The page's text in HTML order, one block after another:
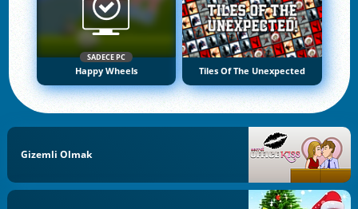
SADECE PC
Happy Wheels Tiles Of The Unexpected
Gizemli Olmak